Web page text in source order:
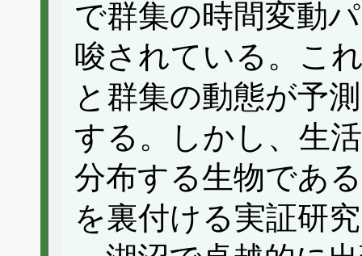
で群集の時間変動
唆されている。こ
と群集の動態が予
する。しかし、生
分布する生物であ
を裏付ける実証研